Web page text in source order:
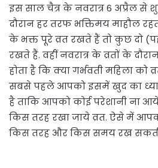
इस साल चैत्र के नवरात्र 6 अप्रैल से
दौरान हर तरफ भक्तिमय माहौल
के भक्त पूरे व्रत रखते हैं तो कुछ दो
रखते हैं. वहीं नवरात्र के व्रतों के
होता है कि क्या गर्भवती महिला को
सबसे पहले आपको इसमें खुद का
है ताकि आपको कोई परेशानी ना
किस तरह रखा जाये व्रत. ऐसे में
किस तरह और किस समय रख